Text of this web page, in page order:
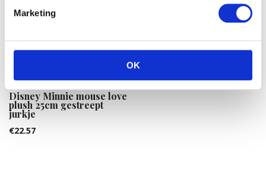
Marketing
OK
Disney Minnie mouse love
plush 25cm gestreept
jurkje
€22.57
15cm wit
€